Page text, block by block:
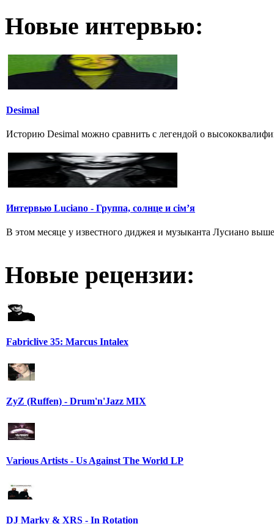
Новые интервью:
Desimal
Историю Desimal можно сравнить с легендой о
Интервью Luciano - Группа, солнце и сім’я
В этом месяце у известного диджея и музыканта Лусиано
Новые рецензии:
Fabriclive 35: Marcus Intalex
ZyZ (Ruffen) - Drum'n'Jazz MIX
Various Artists - Us Against The World LP
DJ Marky & XRS - In Rotation